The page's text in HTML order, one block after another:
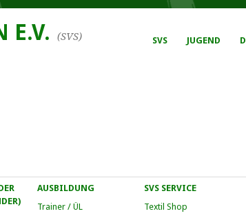
SVS JUGEND
E.V. (SVS)
AUSBILDUNG
Trainer / ÜL
SVS SERVICE
Textil Shop